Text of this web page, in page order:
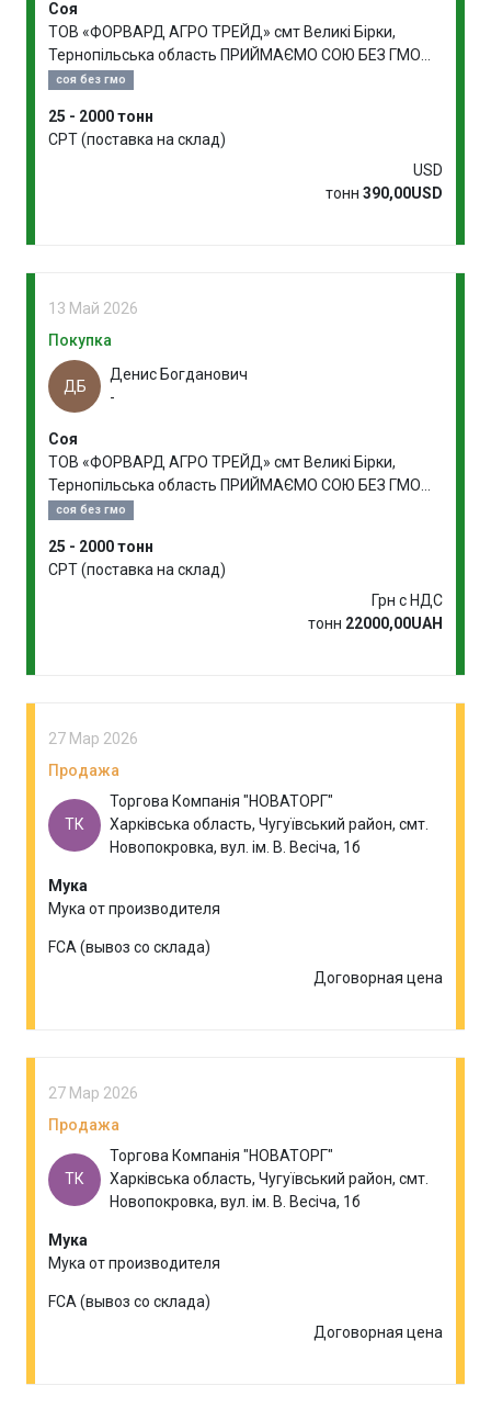
Соя
ТОВ «ФОРВАРД АГРО ТРЕЙД» смт Великі Бірки,
Тернопільська область ПРИЙМАЄМО СОЮ БЕЗ ГМО
НА ВИРОБНИЦТВО
соя без гмо
25 - 2000 тонн
CPT (поставка на склад)
USD
тонн 390,00USD
13 Май 2026
Покупка
ДБ
Денис Богданович
-
Соя
ТОВ «ФОРВАРД АГРО ТРЕЙД» смт Великі Бірки,
Тернопільська область ПРИЙМАЄМО СОЮ БЕЗ ГМО
НА ВИРОБНИЦТВО
соя без гмо
25 - 2000 тонн
CPT (поставка на склад)
Грн с НДС
тонн 22000,00UAH
27 Мар 2026
Продажа
ТК
Торгова Компанія "НОВАТОРГ"
Харківська область, Чугуївський район, смт.
Новопокровка, вул. ім. В. Весіча, 1б
Мука
Мука от производителя
FCA (вывоз со склада)
Договорная цена
27 Мар 2026
Продажа
ТК
Торгова Компанія "НОВАТОРГ"
Харківська область, Чугуївський район, смт.
Новопокровка, вул. ім. В. Весіча, 1б
Мука
Мука от производителя
FCA (вывоз со склада)
Договорная цена